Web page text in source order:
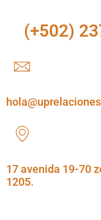
(+502)
17 avenida 19-70
1205.